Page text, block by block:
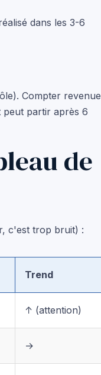
dans les 3-6
Compter revenue
peut partir après 6
de
c'est trop bruit) :
Trend
↑ (attention)
→